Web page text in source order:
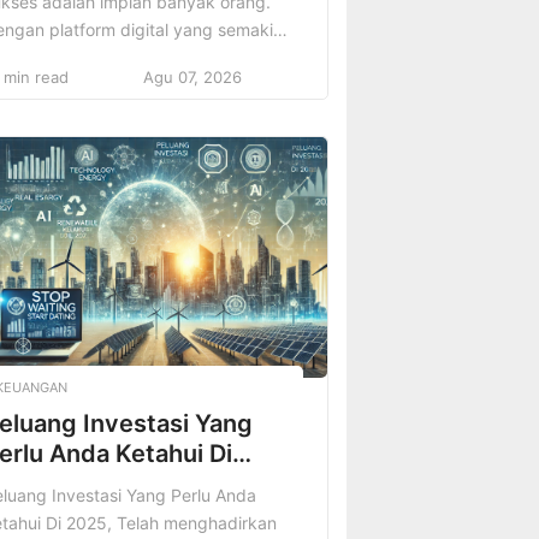
platform digital yang semakin
untuk berbagi
audiens yang lebih luas.
untuk benar-benar jadi travel
terkenal dan sukses, Anda
lebih dari sekadar hasrat
bepergian. Anda membutuhkan
yang jelas, konsistensi, dan
[…]
min read Agu 07, 2026
Investasi Yang
Anda Ketahui Di
Investasi Yang Perlu Anda
Di 2025, Telah menghadirkan